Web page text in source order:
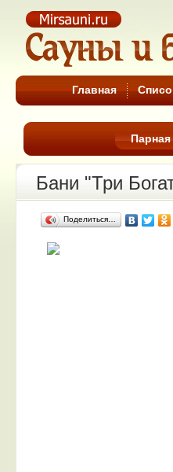
Сауны Москвы
Главная
Парная
Бани "Три
Поделиться…